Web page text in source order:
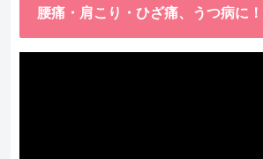
腰痛・肩こり・ひざ痛、うつ病に！